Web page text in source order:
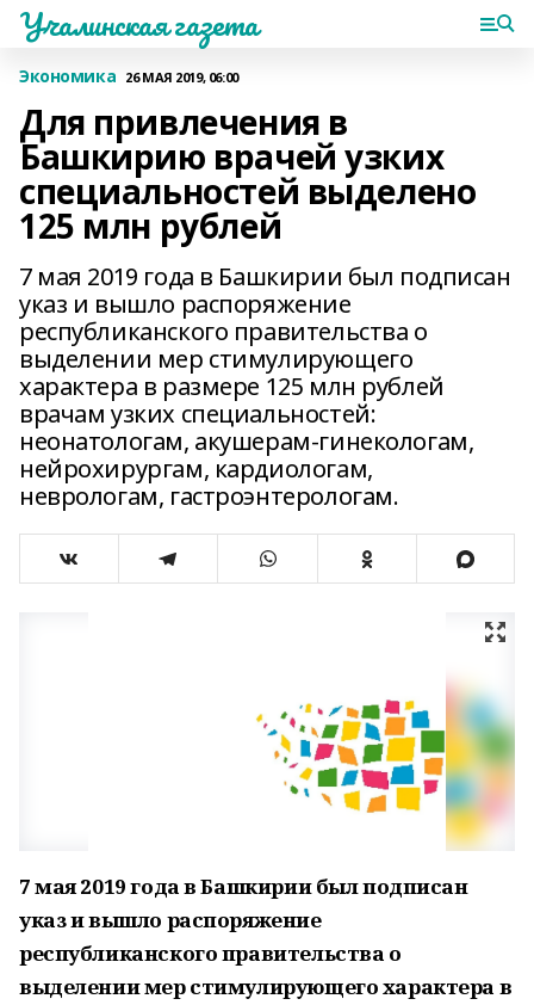
Учалинская газета
Экономика 26 МАЯ 2019, 06:00
Для привлечения в
Башкирию врачей узких
специальностей выделено
125 млн рублей
7 мая 2019 года в Башкирии был подписан
указ и вышло распоряжение
республиканского правительства о
выделении мер стимулирующего
характера в размере 125 млн рублей
врачам узких специальностей:
неонатологам, акушерам-гинекологам,
нейрохирургам, кардиологам,
неврологам, гастроэнтерологам.
7 мая 2019 года в Башкирии был подписан
указ и вышло распоряжение
республиканского правительства о
выделении мер стимулирующего характера в